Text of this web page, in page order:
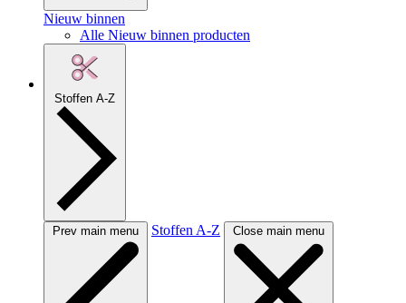
Nieuw binnen
Alle Nieuw binnen producten
Stoffen A-Z
Prev main menu Stoffen A-Z Close main menu